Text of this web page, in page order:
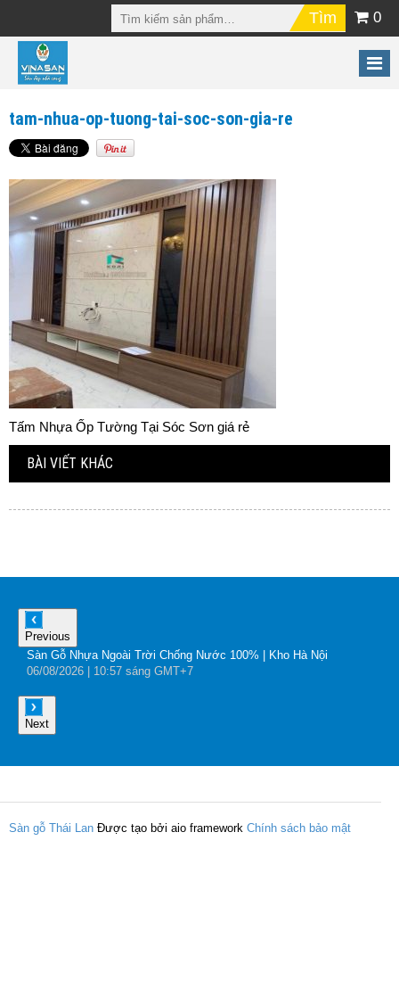
0
tam-nhua-op-tuong-tai-soc-son-gia-re
Tấm Nhựa Ốp Tường Tại Sóc Sơn giá rẻ
BÀI VIẾT KHÁC
Previous
Sàn Gỗ Nhựa Ngoài Trời Chống Nước 100% | Kho Hà Nội
06/08/2026 | 10:57 sáng GMT+7
Next
Sàn gỗ Thái Lan Được tạo bởi aio framework Chính sách bảo mật